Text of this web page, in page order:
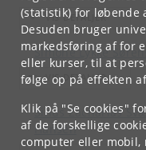
(statistik) for løbende
Desuden bruger
markedsføring af for
eller kurser, til at
følge op på effekten
Klik på "Se cookies"
af de forskellige
computer eller
Simone Lykke
Sinus Zacharias
Hansen